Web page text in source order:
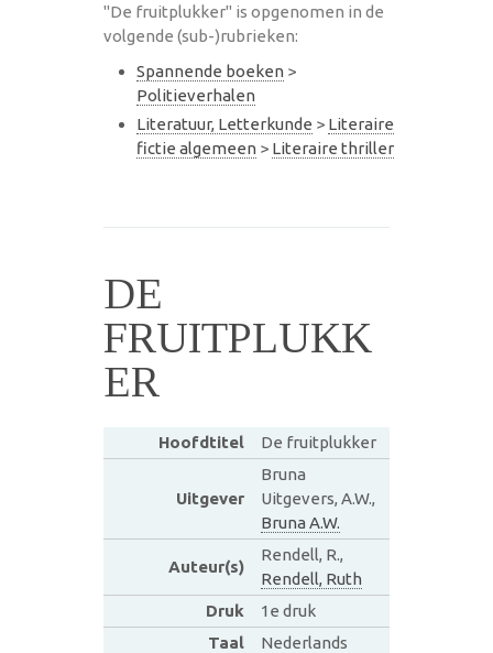
"De fruitplukker" is opgenomen in de
volgende (sub-)rubrieken:
Spannende boeken >
Politieverhalen
Literatuur, Letterkunde > Literaire
fictie algemeen > Literaire thriller
DE
FRUITPLUKK
ER
Hoofdtitel De fruitplukker
Uitgever
Bruna
Uitgevers, A.W.,
Bruna A.W.
Auteur(s)
Rendell, R.,
Rendell, Ruth
Druk
1e druk
Taal
Nederlands